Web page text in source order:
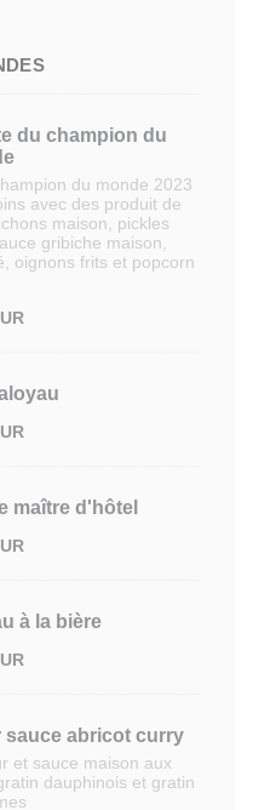
du champion du
du monde 2023
avec des produit de
maison, pickles
gribiche maison,
oignons frits et popcorn
maître d'hôtel
à la bière
sauce abricot curry
et sauce maison aux
dauphinois et gratin